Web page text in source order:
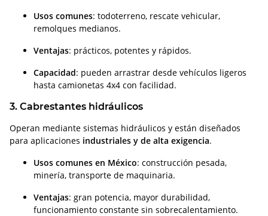
Usos comunes: todoterreno, rescate vehicular,
remolques medianos.
Ventajas: prácticos, potentes y rápidos.
Capacidad: pueden arrastrar desde vehículos ligeros
hasta camionetas 4x4 con facilidad.
3. Cabrestantes hidráulicos
Operan mediante sistemas hidráulicos y están diseñados
para aplicaciones industriales y de alta exigencia.
Usos comunes en México: construcción pesada,
minería, transporte de maquinaria.
Ventajas: gran potencia, mayor durabilidad,
funcionamiento constante sin sobrecalentamiento.